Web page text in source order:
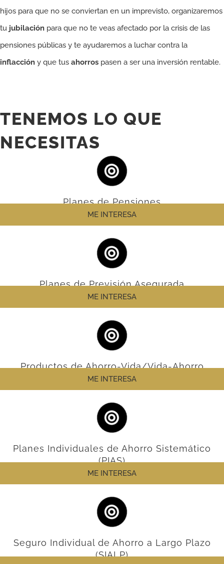
hijos para que no se conviertan en un imprevisto, organizaremos
tu jubilación para que no te veas afectado por la crisis de las
pensiones públicas y te ayudaremos a luchar contra la
inflacción y que tus ahorros pasen a ser una inversión rentable.
TENEMOS LO QUE
NECESITAS
Planes de Pensiones
ME INTERESA
Planes de Previsión Asegurada
ME INTERESA
Productos de Ahorro-Vida/Vida-Ahorro
ME INTERESA
Planes Individuales de Ahorro Sistemático
(PIAS)
ME INTERESA
Seguro Individual de Ahorro a Largo Plazo
(SIALP)